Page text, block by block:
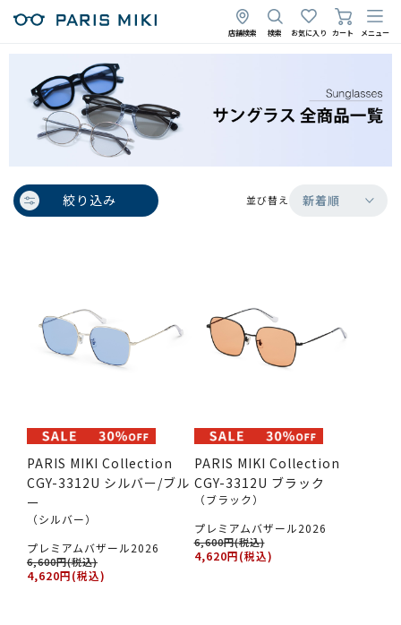
店舗検索 検索 お気に入り カート メニュー
絞り込み 並び替え 新着順
PARIS MIKI Collection
CGY-3312U シルバー/ブル
ー
（シルバー）
プレミアムバザール2026
6,600円(税込)
4,620円(税込)
PARIS MIKI Collection
CGY-3312U ブラック
（ブラック）
プレミアムバザール2026
6,600円(税込)
4,620円(税込)